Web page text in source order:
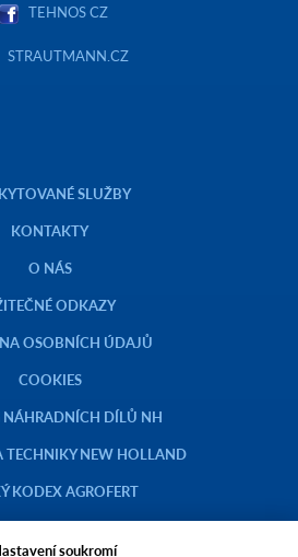
TEHNOS CZ
STRAUTMANN.CZ
SLUŽBY
KONTAKTY
O NÁS
ODKAZY
OSOBNÍCH ÚDAJŮ
COOKIES
NÁHRADNÍCH DÍLŮ NH
TECHNIKY NEW HOLLAND
KODEX AGROFERT
soukromí